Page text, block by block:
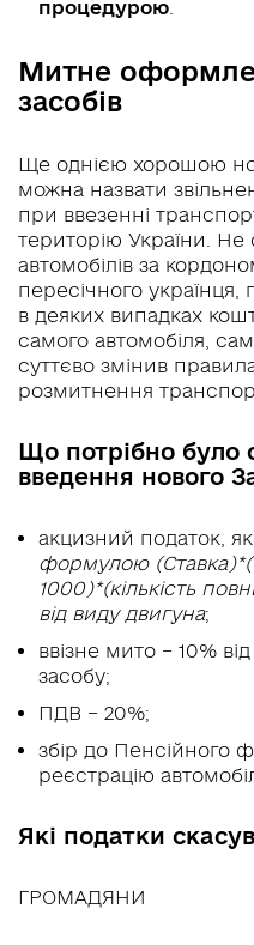
процедурою.
Митне
засобів
Ще однією хорошою
можна назвати
при ввезенні
територію України.
автомобілів за
пересічного
в деяких випадках
самого автомобіля,
суттєво змінив
розмитнення
Що потрібно було
введення нового
акцизний податок,
формулою
1000)*(кількість
від виду двигуна;
ввізне мито – 10%
засобу;
ПДВ – 20%;
збір до Пенсійного
реєстрацію
Які податки
ГРОМАДЯНИ